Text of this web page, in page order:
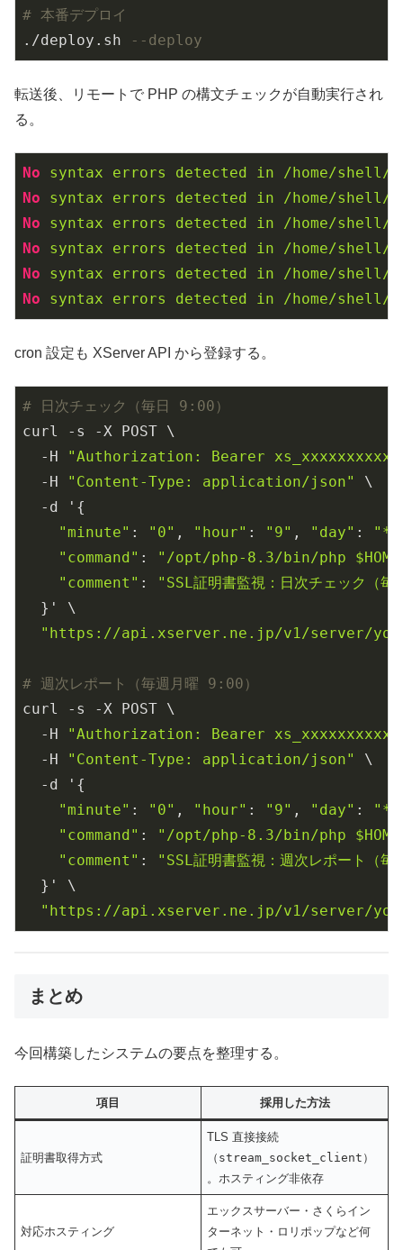
# 本番デプロイ
./deploy.sh
--deploy
転送後、リモートで PHP の構文チェックが自動実行され
る。
No syntax errors detected in
/home/shell/
No
syntax errors detected in
/home/
No
syntax errors detected in
/home/shell/
No
syntax errors detected in
/home/shell/
No
syntax errors detected in
/home/shell/
No
syntax errors detected in /home/shell/
cron 設定も XServer API から登録する。
# 日次チェック（毎日 9:00）
curl -s -X POST \
  -H
"Authorization: Bearer xs_xxxxxxxxxx"
  -H
"Content-Type: application/json"
\
  -d '{
"minute" : "0" , "hour" : "9" , "day" : "*"
"command" :
"/opt/php-8.3/bin/php
"comment" :
"SSL証明書監視：日次チェック（毎
  }' \
"https://api.xserver.ne.jp/v1/server/
# 週次レポート（毎週月曜 9:00）
curl -s -X POST \
  -H
"Authorization: Bearer xs_xxxxxxxxxx"
  -H
"Content-Type: application/json"
\
  -d '{
"minute" : "0" , "hour" : "9" , "day" : "*"
"command" :
"/opt/php-8.3/bin/php
"comment" :
"SSL証明書監視：週次レポート（毎
  }' \
"https://api.xserver.ne.jp/v1/server/
まとめ
今回構築したシステムの要点を整理する。
項目 採用した方法
証明書取得方式
TLS 直接接続
（ stream_socket_client ）
。ホスティング非依存
対応ホスティング
エックスサーバー・さくらイン
ターネット・ロリポップなど何